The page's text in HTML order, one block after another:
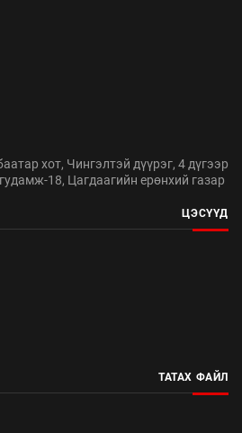
хот, Чингэлтэй дүүрэг, 4 дүгээр
18, Цагдаагийн ерөнхий газар
ЦЭСҮҮД
ТАТАХ ФАЙЛ